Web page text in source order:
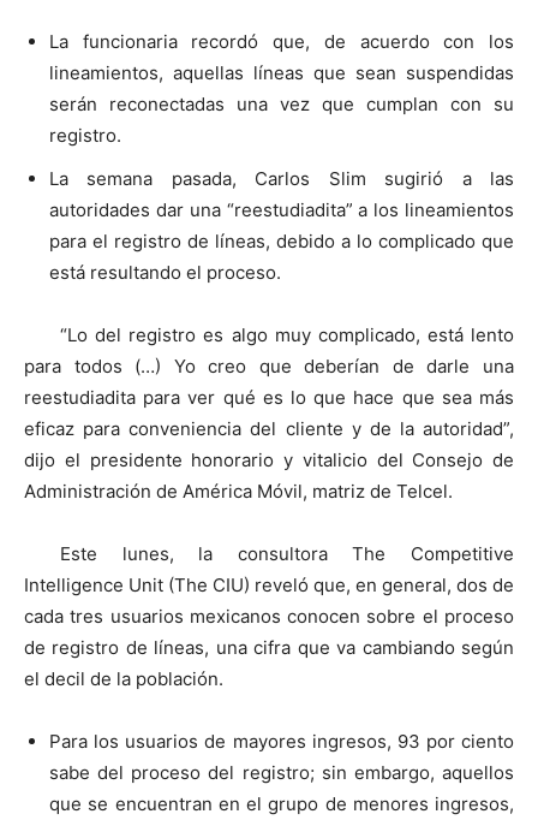
La funcionaria recordó que, de acuerdo con los
lineamientos, aquellas líneas que sean suspendidas
serán reconectadas una vez que cumplan con su
registro.
La semana pasada, Carlos Slim sugirió a las
autoridades dar una “reestudiadita” a los lineamientos
para el registro de líneas, debido a lo complicado que
está resultando el proceso.
“Lo del registro es algo muy complicado, está lento
para todos (…) Yo creo que deberían de darle una
reestudiadita para ver qué es lo que hace que sea más
eficaz para conveniencia del cliente y de la autoridad”,
dijo el presidente honorario y vitalicio del Consejo de
Administración de América Móvil, matriz de Telcel.
Este lunes, la consultora The Competitive
Intelligence Unit (The CIU) reveló que, en general, dos de
cada tres usuarios mexicanos conocen sobre el proceso
de registro de líneas, una cifra que va cambiando según
el decil de la población.
Para los usuarios de mayores ingresos, 93 por ciento
sabe del proceso del registro; sin embargo, aquellos
que se encuentran en el grupo de menores ingresos,